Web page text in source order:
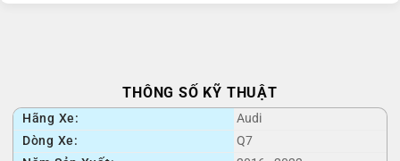
THÔNG SỐ KỸ THUẬT
Hãng Xe:
Audi
Dòng Xe:
Q7